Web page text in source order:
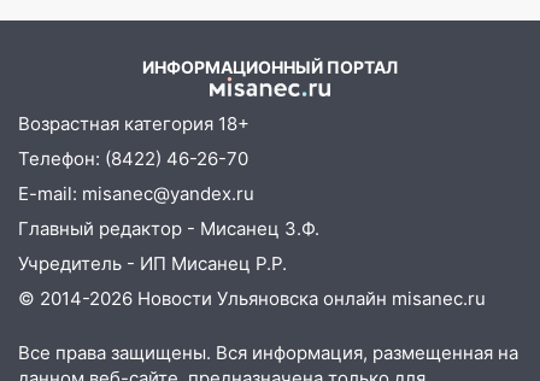
Где есть бензин в Ульяновске 5
августа после рабочего дня: список АЗС
17:05 «Обыск» по видеосвязи: в
Ульяновске задержали 19-летнюю
сообщницу мошенников
16:12 Едва не перерезал горло: в
Вешкайме посиделки с судимым
знакомым закончились для женщины
больницей
16:06 18-летняя девушка без прав
ИНФОРМАЦИОННЫЙ ПОРТАЛ
Возрастная категория 18+
Телефон: (8422) 46-26-70
E-mail: misanec@yandex.ru
Главный редактор - Мисанец З.Ф.
Учредитель - ИП Мисанец Р.Р.
© 2014-2026 Новости Ульяновска онлайн misanec.ru
Все права защищены. Вся информация, размещенная на